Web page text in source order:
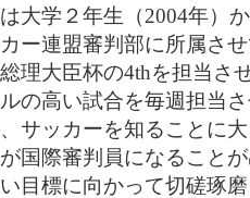
大学２年生（2004年）
ー連盟審判部に所属さ
理大臣杯の4thを担当さ
の高い試合を毎週担当
サッカーを知ることに
国際審判員になること
目標に向かって切磋琢